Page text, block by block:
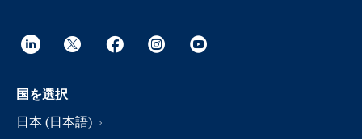
国を選択
日本 (日本語)